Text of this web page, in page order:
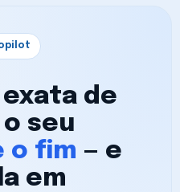
de
o seu
o fim — e
em